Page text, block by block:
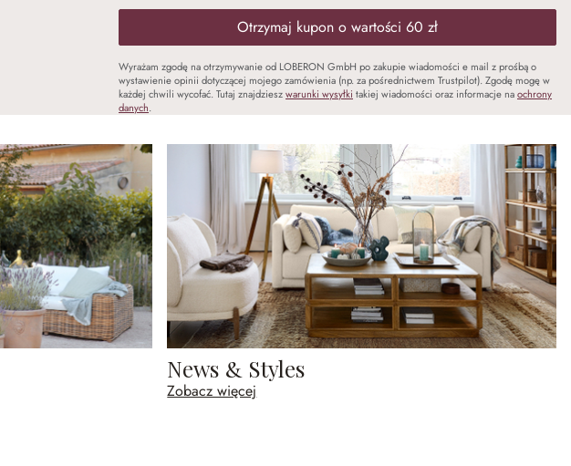
Otrzymaj kupon o wartości 60 zł
Wyrażam zgodę na otrzymywanie od LOBERON GmbH po zakupie wiadomości e mail z prośbą o
wystawienie opinii dotyczącej mojego zamówienia (np. za pośrednictwem Trustpilot). Zgodę mogę w
każdej chwili wycofać. Tutaj znajdzieszwarunki wysyłki takiej wiadomości oraz informacje naochrony
danych.
News & Styles
Zobacz więcej